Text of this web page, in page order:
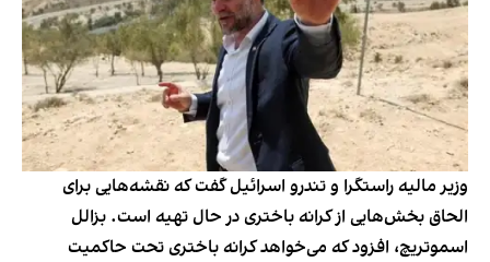
وزیر مالیه راستگرا و تندرو اسرائیل گفت که نقشه‌هایی برای
الحاق بخش‌هایی از کرانه باختری در حال تهیه است. بزالل
اسموتریچ، افزود که می‌خواهد کرانه باختری تحت حاکمیت